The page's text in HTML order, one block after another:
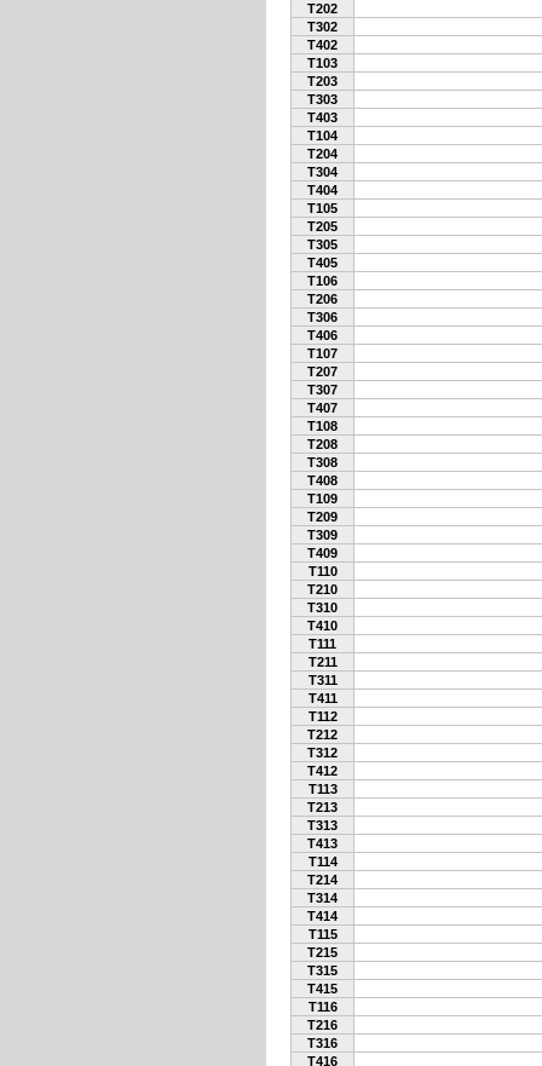
T202
T302
T402
T103
T203
T303
T403
T104
T204
T304
T404
T105
T205
T305
T405
T106
T206
T306
T406
T107
T207
T307
T407
T108
T208
T308
T408
T109
T209
T309
T409
T110
T210
T310
T410
T111
T211
T311
T411
T112
T212
T312
T412
T113
T213
T313
T413
T114
T214
T314
T414
T115
T215
T315
T415
T116
T216
T316
T416